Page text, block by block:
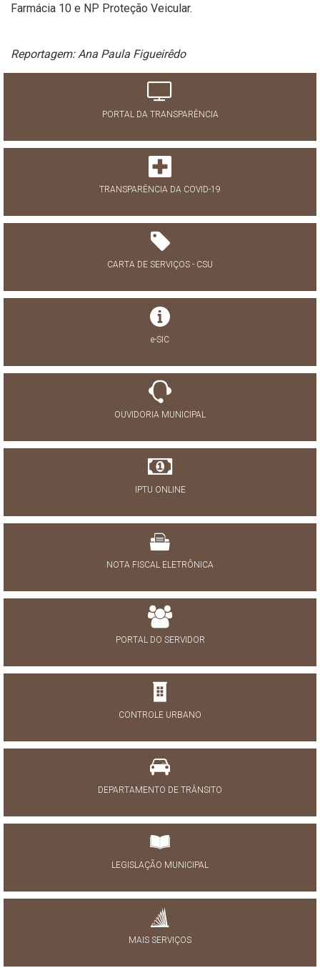
Farmácia 10 e NP Proteção Veicular.
Reportagem: Ana Paula Figueirêdo
PORTAL DA TRANSPARÊNCIA
TRANSPARÊNCIA DA COVID-19
CARTA DE SERVIÇOS - CSU
e-SIC
OUVIDORIA MUNICIPAL
IPTU ONLINE
NOTA FISCAL ELETRÔNICA
PORTAL DO SERVIDOR
CONTROLE URBANO
DEPARTAMENTO DE TRÂNSITO
LEGISLAÇÃO MUNICIPAL
MAIS SERVIÇOS